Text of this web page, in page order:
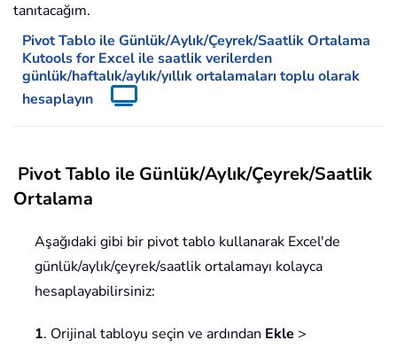
tanıtacağım.
Pivot Tablo ile Günlük/Aylık/Çeyrek/Saatlik Ortalama
Kutools for Excel ile saatlik verilerden
günlük/haftalık/aylık/yıllık ortalamaları toplu olarak
hesaplayın
Pivot Tablo ile Günlük/Aylık/Çeyrek/Saatlik
Ortalama
Aşağıdaki gibi bir pivot tablo kullanarak Excel'de
günlük/aylık/çeyrek/saatlik ortalamayı kolayca
hesaplayabilirsiniz:
1. Orijinal tabloyu seçin ve ardından Ekle >